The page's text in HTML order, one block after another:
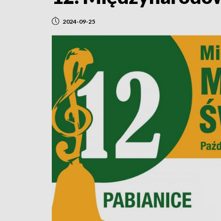
2024-09-25